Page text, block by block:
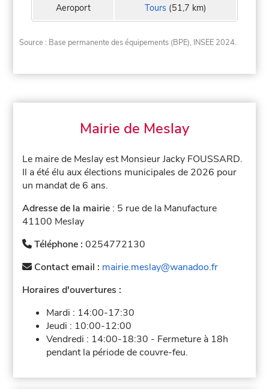
Aeroport Tours(51,7 km)
Source : Base permanente des équipements (BPE), INSEE 2024.
Mairie de Meslay
Le maire de Meslay est Monsieur Jacky FOUSSARD.
Il a été élu aux élections municipales de 2026 pour
un mandat de 6 ans.
Adresse de la mairie : 5 rue de la Manufacture
41100 Meslay
Téléphone :0254772130
Contact email : mairie.meslay@wanadoo.fr
Horaires d'ouvertures :
Mardi : 14:00-17:30
Jeudi : 10:00-12:00
Vendredi : 14:00-18:30 - Fermeture à 18h
pendant la période de couvre-feu.